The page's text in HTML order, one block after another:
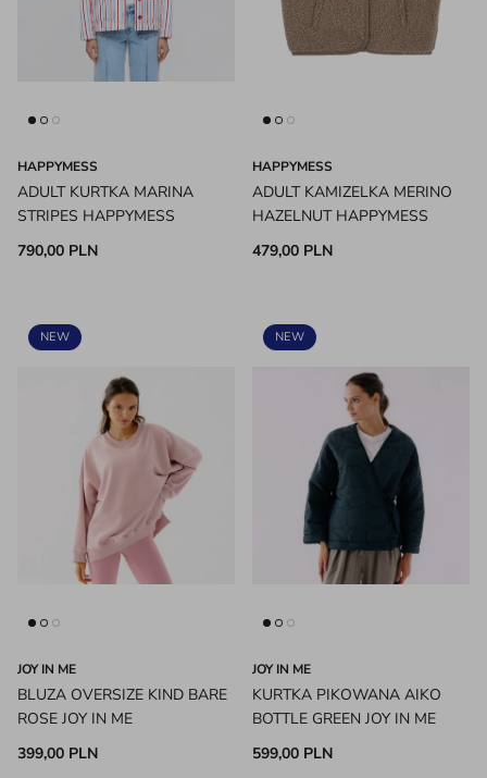
HAPPYMESS
ADULT KURTKA MARINA
STRIPES HAPPYMESS
790,00 PLN
HAPPYMESS
ADULT KAMIZELKA MERINO
HAZELNUT HAPPYMESS
479,00 PLN
NEW
JOY IN ME
BLUZA OVERSIZE KIND BARE
ROSE JOY IN ME
399,00 PLN
NEW
JOY IN ME
KURTKA PIKOWANA AIKO
BOTTLE GREEN JOY IN ME
599,00 PLN